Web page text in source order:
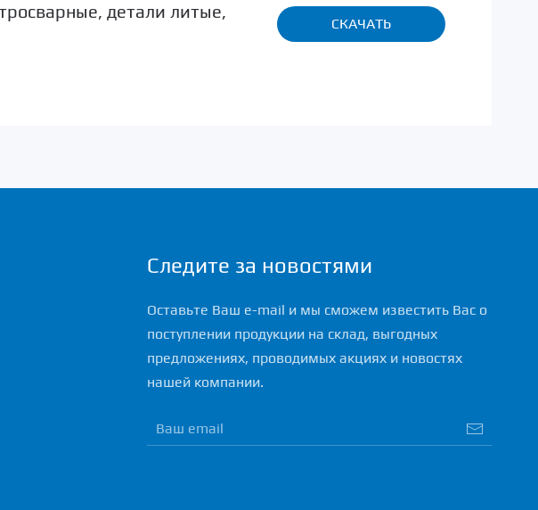
детали литые,
СКАЧАТЬ
Следите за новостями
Оставьте Ваш e-mail и мы сможем известить Вас о
поступлении продукции на склад, выгодных
предложениях, проводимых акциях и новостях
нашей компании.